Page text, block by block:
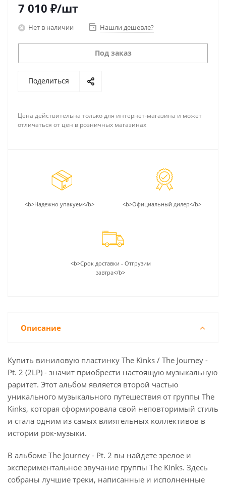
7 010 ₽/шт
Нет в наличии Нашли дешевле?
Под заказ
Поделиться
Цена действительна только для интернет-магазина и может
отличаться от цен в розничных магазинах
<b>Надежно упакуем</b> <b>Официальный дилер</b>
<b>Срок доставки - Отгрузим
завтра</b>
Описание
Купить виниловую пластинку The Kinks / The Journey -
Pt. 2 (2LP) - значит приобрести настоящую музыкальную
раритет. Этот альбом является второй частью
уникального музыкального путешествия от группы The
Kinks, которая сформировала свой неповторимый стиль
и стала одним из самых влиятельных коллективов в
истории рок-музыки.
В альбоме The Journey - Pt. 2 вы найдете зрелое и
экспериментальное звучание группы The Kinks. Здесь
собраны лучшие треки, написанные и исполненные